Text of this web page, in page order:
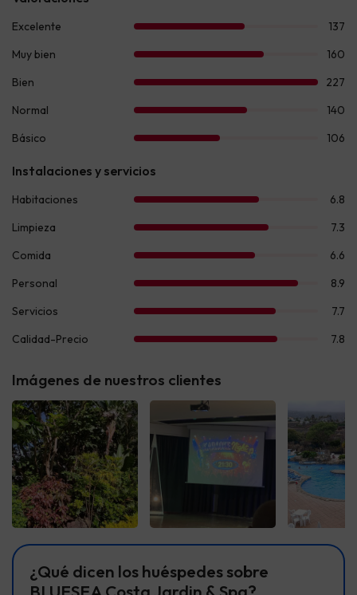
Imágenes de nuestros clientes
¿Qué dicen los huéspedes sobre